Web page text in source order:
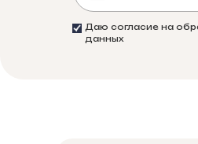
Даю согласие на
данных